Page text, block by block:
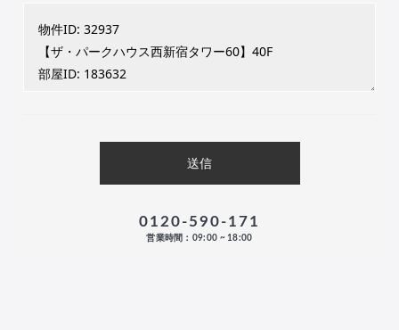
0120-590-171
営業時間：09:00 ~ 18:00